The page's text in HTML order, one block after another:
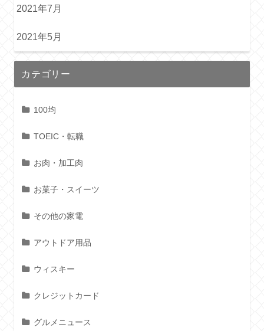
2021年7月
2021年5月
カテゴリー
100均
TOEIC・転職
お肉・加工肉
お菓子・スイーツ
その他の家電
アウトドア用品
ウィスキー
クレジットカード
グルメニュース